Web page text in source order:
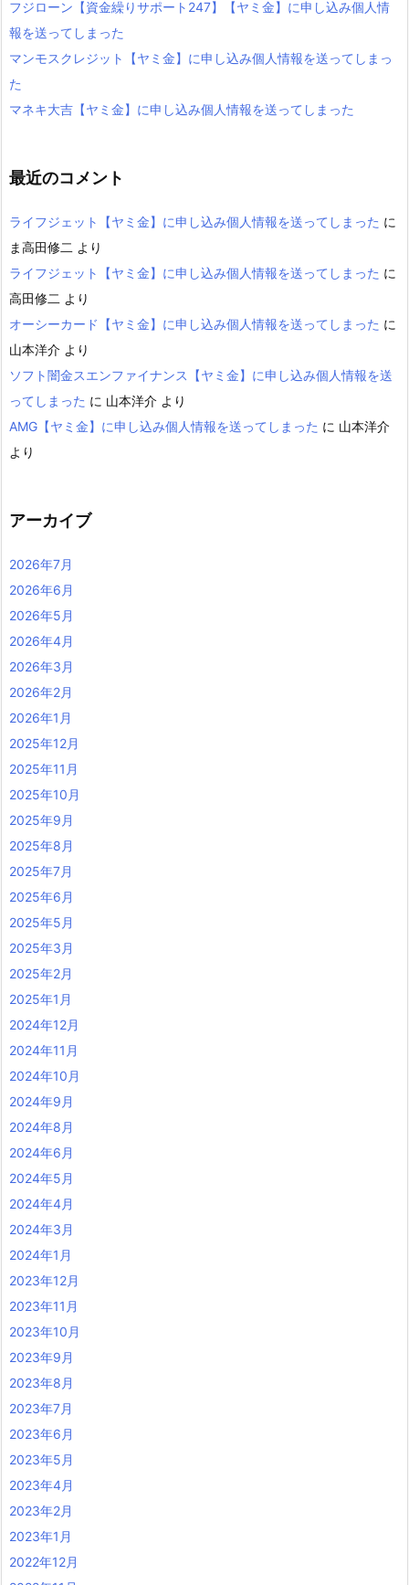
フジローン【資金繰りサポート247】【ヤミ金】に申し込み個人情
報を送ってしまった
マンモスクレジット【ヤミ金】に申し込み個人情報を送ってしまっ
た
マネキ大吉【ヤミ金】に申し込み個人情報を送ってしまった
最近のコメント
ライフジェット【ヤミ金】に申し込み個人情報を送ってしまった に
ま高田修二 より
ライフジェット【ヤミ金】に申し込み個人情報を送ってしまった に
高田修二 より
オーシーカード【ヤミ金】に申し込み個人情報を送ってしまった に
山本洋介 より
ソフト闇金スエンファイナンス【ヤミ金】に申し込み個人情報を送
ってしまった に 山本洋介 より
AMG【ヤミ金】に申し込み個人情報を送ってしまった に 山本洋介
より
アーカイブ
2026年7月
2026年6月
2026年5月
2026年4月
2026年3月
2026年2月
2026年1月
2025年12月
2025年11月
2025年10月
2025年9月
2025年8月
2025年7月
2025年6月
2025年5月
2025年3月
2025年2月
2025年1月
2024年12月
2024年11月
2024年10月
2024年9月
2024年8月
2024年6月
2024年5月
2024年4月
2024年3月
2024年1月
2023年12月
2023年11月
2023年10月
2023年9月
2023年8月
2023年7月
2023年6月
2023年5月
2023年4月
2023年2月
2023年1月
2022年12月